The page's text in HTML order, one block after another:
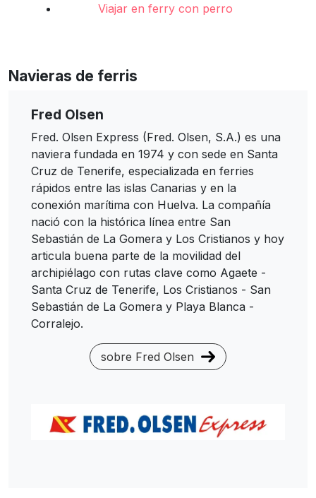
Viajar en ferry con perro
Navieras de ferris
Fred Olsen
Fred. Olsen Express (Fred. Olsen, S.A.) es una
naviera fundada en 1974 y con sede en Santa
Cruz de Tenerife, especializada en ferries
rápidos entre las islas Canarias y en la
conexión marítima con Huelva. La compañía
nació con la histórica línea entre San
Sebastián de La Gomera y Los Cristianos y hoy
articula buena parte de la movilidad del
archipiélago con rutas clave como Agaete -
Santa Cruz de Tenerife, Los Cristianos - San
Sebastián de La Gomera y Playa Blanca -
Corralejo.
sobre Fred Olsen